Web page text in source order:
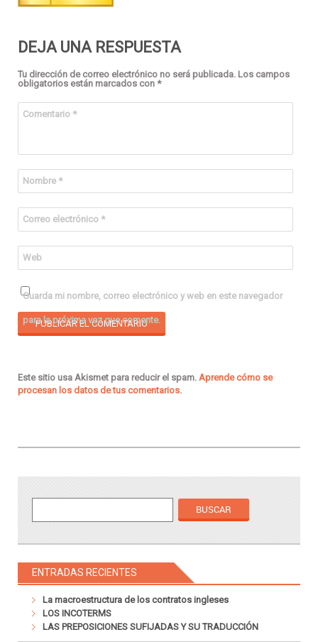
DEJA UNA RESPUESTA
Tu dirección de correo electrónico no será publicada. Los campos
obligatorios están marcados con *
Comentario *
Nombre *
Correo electrónico *
Web
Guarda mi nombre, correo electrónico y web en este navegador
para la próxima vez que comente.
Este sitio usa Akismet para reducir el spam. Aprende cómo se
procesan los datos de tus comentarios.
ENTRADAS RECIENTES
La macroestructura de los contratos ingleses
LOS INCOTERMS
LAS PREPOSICIONES SUFIJADAS Y SU TRADUCCIÓN